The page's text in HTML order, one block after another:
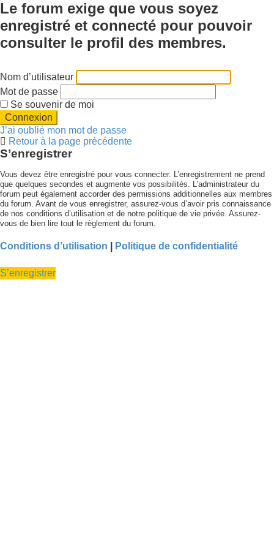
Le forum exige que vous soyez
enregistré et connecté pour pouvoir
consulter le profil des membres.
Nom d’utilisateur
Mot de passe
Se souvenir de moi
J’ai oublié mon mot de passe
Retour à la page précédente
S’enregistrer
Vous devez être enregistré pour vous connecter. L’enregistrement ne prend
que quelques secondes et augmente vos possibilités. L’administrateur du
forum peut également accorder des permissions additionnelles aux membres
du forum. Avant de vous enregistrer, assurez-vous d’avoir pris connaissance
de nos conditions d’utilisation et de notre politique de vie privée. Assurez-
vous de bien lire tout le règlement du forum.
Conditions d’utilisation Politique de confidentialité
S’enregistrer